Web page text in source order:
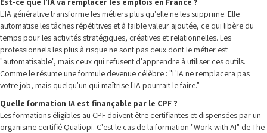
L'IA générative transforme les métiers plus qu'elle ne les supprime. Elle
automatise les tâches répétitives et à faible valeur ajoutée, ce qui libère du
temps pour les activités stratégiques, créatives et relationnelles. Les
professionnels les plus à risque ne sont pas ceux dont le métier est
"automatisable", mais ceux qui refusent d'apprendre à utiliser ces outils.
Comme le résume une formule devenue célèbre : "L'IA ne remplacera pas
votre job, mais quelqu'un qui maîtrise l'IA pourrait le faire."
Quelle formation IA est finançable par le CPF ?
Les formations éligibles au CPF doivent être certifiantes et dispensées par un
organisme certifié Qualiopi. C'est le cas de la formation "Work with AI" de The